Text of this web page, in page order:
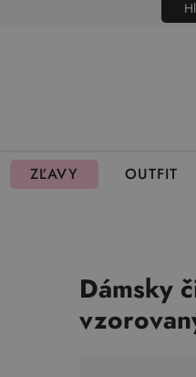
ZĽAVY OUTFIT
Dámsky